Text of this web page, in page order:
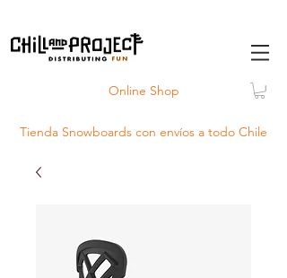
Online Shop
Tienda Snowboards con envíos a todo Chile